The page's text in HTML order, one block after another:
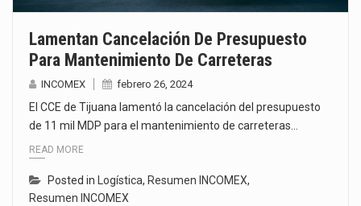
Lamentan Cancelación De Presupuesto
Para Mantenimiento De Carreteras
INCOMEX febrero 26, 2024
El CCE de Tijuana lamentó la cancelación del presupuesto
de 11 mil MDP para el mantenimiento de carreteras…
READ MORE
Posted in Logística, Resumen INCOMEX,
Resumen INCOMEX